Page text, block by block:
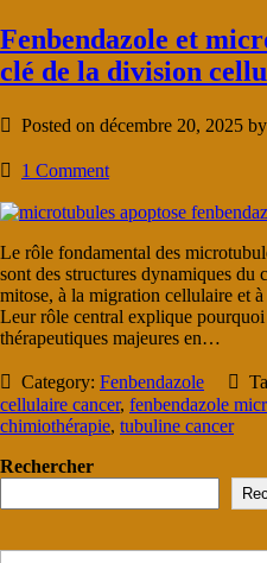
Fenbendazole et
clé de la division
Posted on décembre 20, 2025 by
1 Comment
Le rôle fondamental des
sont des structures dynamiques du
mitose, à la migration cellulaire et
Leur rôle central explique
thérapeutiques majeures en…
Category: Fenbendazole
cellulaire cancer, fenbendazole
chimiothérapie, tubuline cancer
Rechercher